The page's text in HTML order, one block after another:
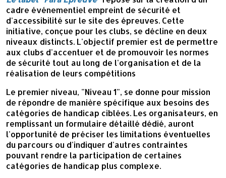
cadre événementiel empreint de sécurité et
d'accessibilité sur le site des épreuves. Cette
initiative, conçue pour les clubs, se décline en deux
niveaux distincts. L'objectif premier est de permettre
aux clubs d'accentuer et de promouvoir les normes
de sécurité tout au long de l'organisation et de la
réalisation de leurs compétitions
Le premier niveau, "Niveau 1", se donne pour mission
de répondre de manière spécifique aux besoins des
catégories de handicap ciblées. Les organisateurs, en
remplissant un formulaire détaillé dédié, auront
l'opportunité de préciser les limitations éventuelles
du parcours ou d'indiquer d'autres contraintes
pouvant rendre la participation de certaines
catégories de handicap plus complexe.